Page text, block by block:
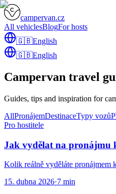
campervan.cz
All vehiclesBlogFor hosts
🇬🇧English
🇬🇧English
Campervan travel
Guides, tips and inspiration for
AllPronájemDestinaceTypy vozů
Pro hostitele
Jak vydělat na pronájmu
Kolik reálně vyděláte pronájmem
15. dubna 2026·7 min